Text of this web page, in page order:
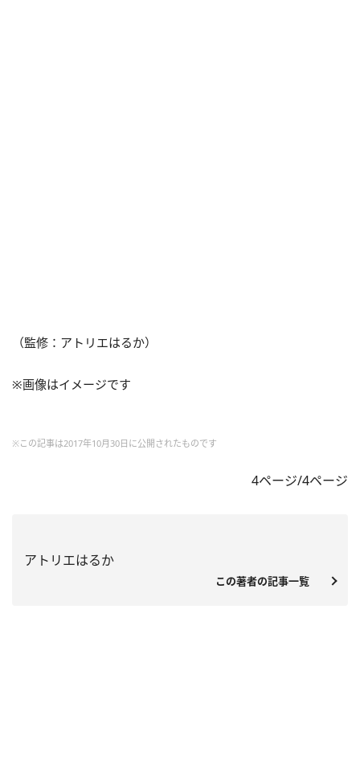
（監修：アトリエはるか）
※画像はイメージです
※この記事は2017年10月30日に公開されたものです
4ページ/4ページ
アトリエはるか
この著者の記事一覧